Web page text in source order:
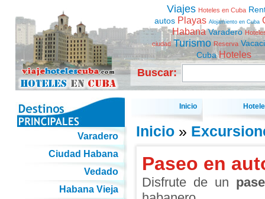
Viajes Hoteles en Cuba
autos Playas Alojamiento en Cuba
Habana Varadero
ciudad Turismo Reserva
Cuba Hoteles
Buscar:
Inicio
Inicio»
Paseo en
Disfrute de un
Varadero
Ciudad Habana
Vedado
Habana Vieja